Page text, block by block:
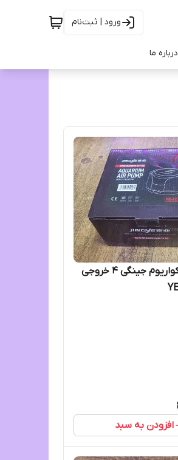
ورود | ثبت‌نام
درباره ما
پمپ هوای آکواریوم جینگی 4 خروجی
افزودن به سبد